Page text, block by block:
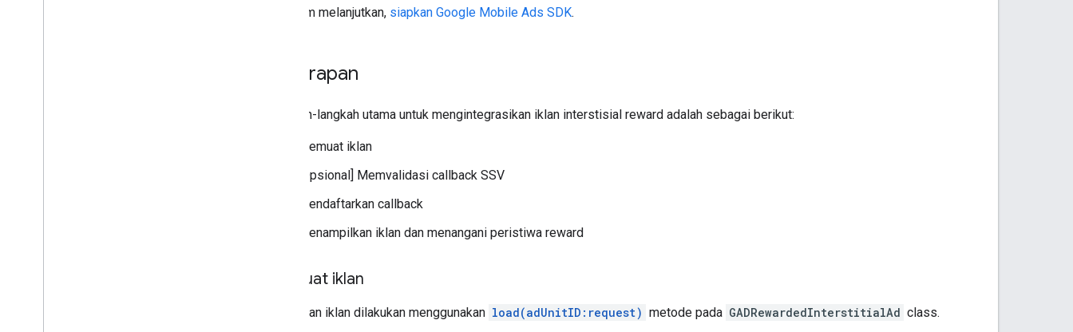
Sebelum melanjutkan, siapkan Google Mobile Ads SDK.
Penerapan
Langkah-langkah utama untuk mengintegrasikan iklan interstisial reward adalah sebagai berikut:
Memuat iklan
[Opsional] Memvalidasi callback SSV
Mendaftarkan callback
Menampilkan iklan dan menangani peristiwa reward
Memuat iklan
Pemuatan iklan dilakukan menggunakan load(adUnitID:request) metode pada GADRewardedInterstitialAd class.